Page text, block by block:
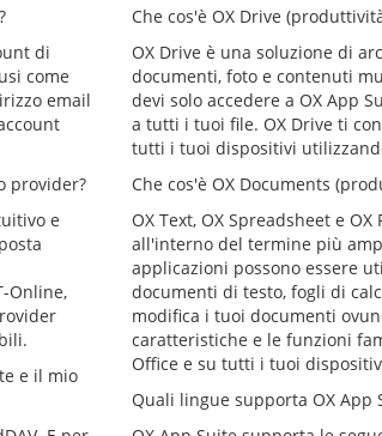
di
come
email
provider?
e
Online,
e il mio
Che cos'è OX Drive
OX Drive è una soluzione di
documenti, foto e contenuti
devi solo accedere a OX App
a tutti i tuoi file. OX Drive ti
tutti i tuoi dispositivi
Che cos'è OX Documents
OX Text, OX Spreadsheet e
all'interno del termine più
applicazioni possono essere
documenti di testo, fogli di
modifica i tuoi documenti
caratteristiche e le funzioni
Office e su tutti i tuoi
Quali lingue supporta OX App